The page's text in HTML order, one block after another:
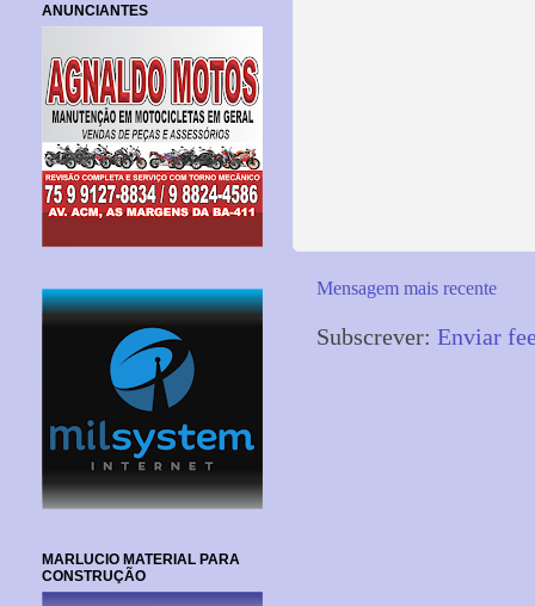
Mensagem mais recente
Subscrever: Enviar
ANUNCIANTES
MARLUCIO MATERIAL PARA
CONSTRUÇÃO